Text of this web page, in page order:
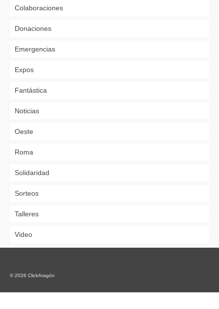
Colaboraciones
Donaciones
Emergencias
Expos
Fantástica
Noticias
Oeste
Roma
Solidaridad
Sorteos
Talleres
Video
© 2026 ClickAragón